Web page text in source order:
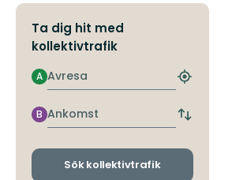
Ta dig hit med
kollektivtrafik
Avresa
A
Hitta
hållplats
Ankomst
B
Byt
och
Sök kollektivtrafik